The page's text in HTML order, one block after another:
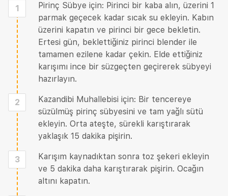
1
Pirinç Sübye için: Pirinci bir kaba alın, üzerini 1
parmak geçecek kadar sıcak su ekleyin. Kabın
üzerini kapatın ve pirinci bir gece bekletin.
Ertesi gün, beklettiğiniz pirinci blender ile
tamamen ezilene kadar çekin. Elde ettiğiniz
karışımı ince bir süzgeçten geçirerek sübyeyi
hazırlayın.
2
Kazandibi Muhallebisi için: Bir tencereye
süzülmüş pirinç sübyesini ve tam yağlı sütü
ekleyin. Orta ateşte, sürekli karıştırarak
yaklaşık 15 dakika pişirin.
3
Karışım kaynadıktan sonra toz şekeri ekleyin
ve 5 dakika daha karıştırarak pişirin. Ocağın
altını kapatın.